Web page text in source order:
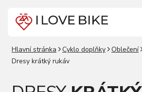
Hlavní stránka Cyklo doplňky Oblečení
Dresy krátký rukáv